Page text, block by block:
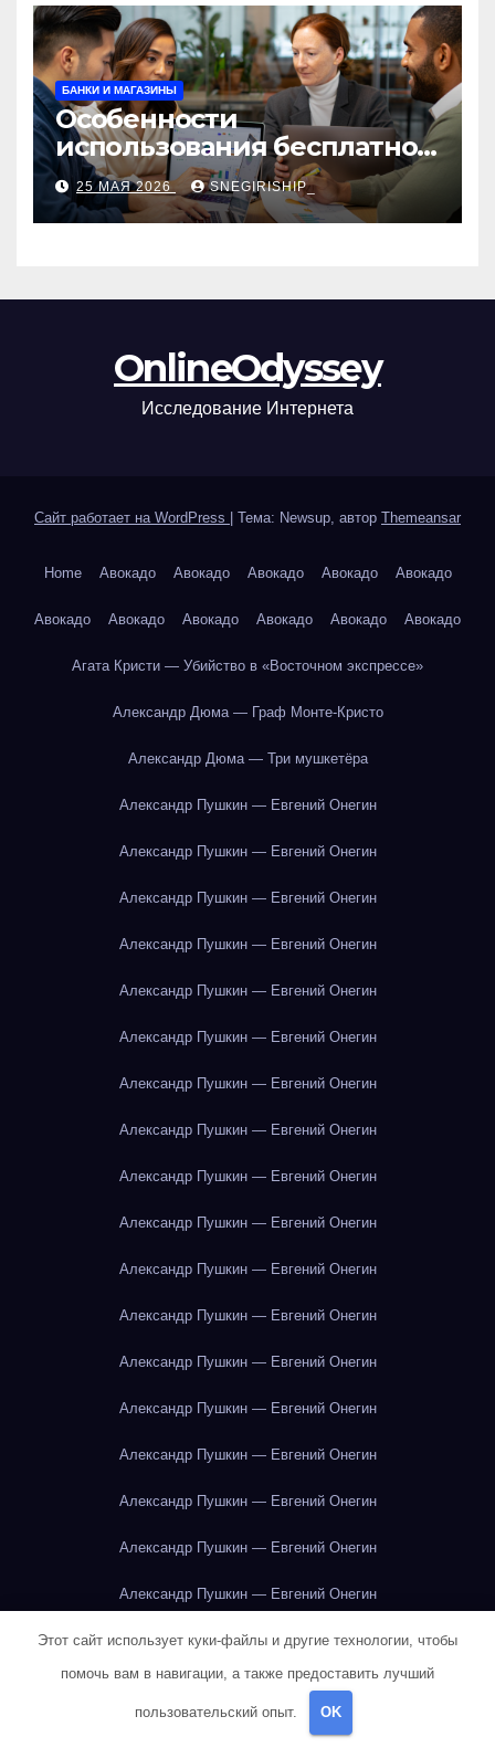
БАНКИ И МАГАЗИНЫ
Особенности
использования бесплатной
версии программ для
автоматизации и
управления предприятием
25 МАЯ 2026 SNEGIRISHIP_
OnlineOdyssey
Исследование Интернета
Сайт работает на WordPress | Тема: Newsup, автор Themeansar
Home Авокадо Авокадо Авокадо Авокадо Авокадо
Авокадо Авокадо Авокадо Авокадо Авокадо Авокадо
Агата Кристи — Убийство в «Восточном экспрессе»
Александр Дюма — Граф Монте-Кристо
Александр Дюма — Три мушкетёра
Александр Пушкин — Евгений Онегин
Александр Пушкин — Евгений Онегин
Александр Пушкин — Евгений Онегин
Александр Пушкин — Евгений Онегин
Александр Пушкин — Евгений Онегин
Александр Пушкин — Евгений Онегин
Александр Пушкин — Евгений Онегин
Александр Пушкин — Евгений Онегин
Александр Пушкин — Евгений Онегин
Александр Пушкин — Евгений Онегин
Александр Пушкин — Евгений Онегин
Александр Пушкин — Евгений Онегин
Александр Пушкин — Евгений Онегин
Александр Пушкин — Евгений Онегин
Александр Пушкин — Евгений Онегин
Александр Пушкин — Евгений Онегин
Александр Пушкин — Евгений Онегин
Александр Пушкин — Евгений Онегин
Александр Пушкин — Евгений Онегин
Александр Пушкин — Евгений Онегин
Александр Пушкин — Евгений Онегин
Этот сайт использует куки-файлы и другие технологии, чтобы
помочь вам в навигации, а также предоставить лучший
пользовательский опыт. OK